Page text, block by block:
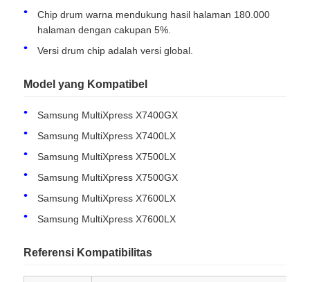
Tentang kita
Chip drum warna mendukung hasil halaman 180.000
halaman dengan cakupan 5%.
Versi drum chip adalah versi global.
Model yang Kompatibel
Samsung MultiXpress X7400GX
Samsung MultiXpress X7400LX
Samsung MultiXpress X7500LX
Samsung MultiXpress X7500GX
Samsung MultiXpress X7600LX
Samsung MultiXpress X7600LX
Referensi Kompatibilitas